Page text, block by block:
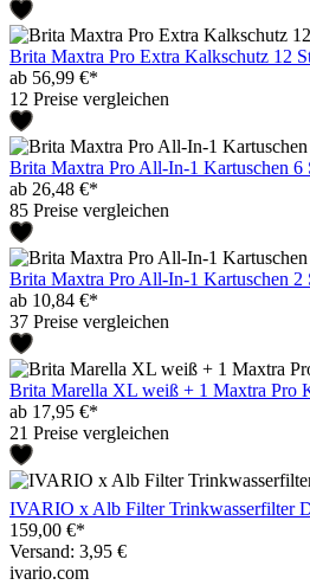
Brita Maxtra Pro Extra Kalkschutz 12
ab 56,99 €*
12 Preise vergleichen
Brita Maxtra Pro All-In-1 Kartuschen 6
ab 26,48 €*
85 Preise vergleichen
Brita Maxtra Pro All-In-1 Kartuschen 2
ab 10,84 €*
37 Preise vergleichen
Brita Marella XL weiß + 1 Maxtra Pro
ab 17,95 €*
21 Preise vergleichen
IVARIO x Alb Filter Trinkwasserfilter
159,00 €*
Versand: 3,95 €
ivario.com